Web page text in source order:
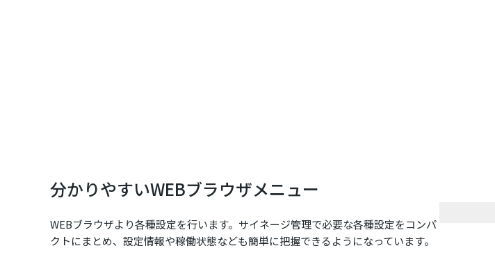
分かりやすいWEBブラウザメニュー
WEBブラウザより各種設定を行います。サイネージ管理で必要な各種設定をコンパ
クトにまとめ、設定情報や稼働状態なども簡単に把握できるようになっています。